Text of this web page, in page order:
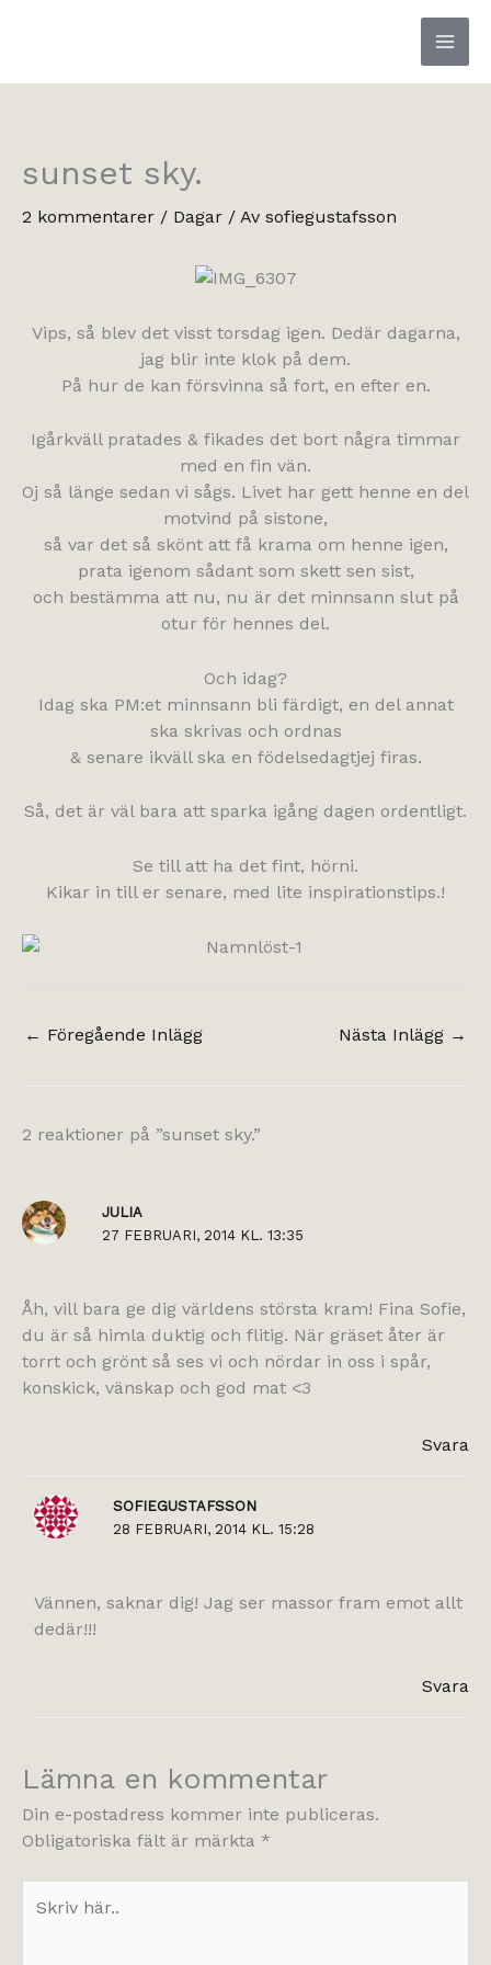
sunset sky.
2 kommentarer / Dagar / Av sofiegustafsson
Vips, så blev det visst torsdag igen. Dedär dagarna,
jag blir inte klok på dem.
På hur de kan försvinna så fort, en efter en.
Igårkväll pratades & fikades det bort några timmar
med en fin vän.
Oj så länge sedan vi sågs. Livet har gett henne en del
motvind på sistone,
så var det så skönt att få krama om henne igen,
prata igenom sådant som skett sen sist,
och bestämma att nu, nu är det minnsann slut på
otur för hennes del.
Och idag?
Idag ska PM:et minnsann bli färdigt, en del annat
ska skrivas och ordnas
& senare ikväll ska en födelsedagtjej firas.
Så, det är väl bara att sparka igång dagen ordentligt.
Se till att ha det fint, hörni.
Kikar in till er senare, med lite inspirationstips.!
← Föregående Inlägg Nästa Inlägg →
2 reaktioner på ”sunset sky.”
JULIA
27 FEBRUARI, 2014 KL. 13:35
Åh, vill bara ge dig världens största kram! Fina Sofie,
du är så himla duktig och flitig. När gräset åter är
torrt och grönt så ses vi och nördar in oss i spår,
konskick, vänskap och god mat <3
Svara
SOFIEGUSTAFSSON
28 FEBRUARI, 2014 KL. 15:28
Vännen, saknar dig! Jag ser massor fram emot allt
dedär!!!
Svara
Lämna en kommentar
Din e-postadress kommer inte publiceras.
Obligatoriska fält är märkta *
här..